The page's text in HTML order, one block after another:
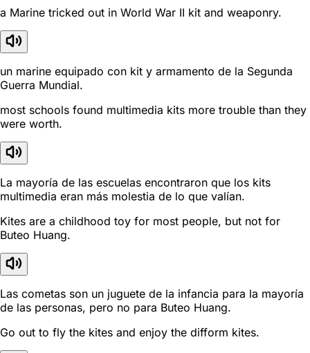
a Marine tricked out in World War II kit and weaponry.
un marine equipado con kit y armamento de la Segunda
Guerra Mundial.
most schools found multimedia kits more trouble than they
were worth.
La mayoría de las escuelas encontraron que los kits
multimedia eran más molestia de lo que valían.
Kites are a childhood toy for most people, but not for
Buteo Huang.
Las cometas son un juguete de la infancia para la mayoría
de las personas, pero no para Buteo Huang.
Go out to fly the kites and enjoy the difform kites.